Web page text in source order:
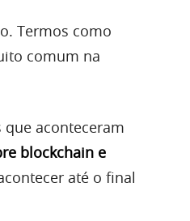
Termos como
comum na
aconteceram
blockchain e
até o final